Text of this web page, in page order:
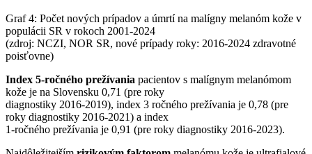
Graf 4: Počet nových prípadov a úmrtí na malígny melanóm kože v
populácii SR v rokoch 2001-2024
(zdroj: NCZI, NOR SR, nové prípady roky: 2016-2024 zdravotné
poisťovne)
Index 5-ročného prežívania pacientov s malígnym melanómom
kože je na Slovensku 0,71 (pre roky
diagnostiky 2016-2019), index 3 ročného prežívania je 0,78 (pre
roky diagnostiky 2016-2021) a index
1-ročného prežívania je 0,91 (pre roky diagnostiky 2016-2023).